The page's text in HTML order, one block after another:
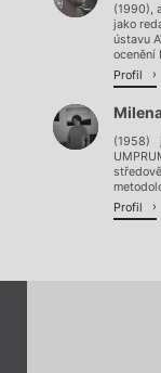
(1990),
jako
ústavu
ocenění
Profil
(1958)
Profil